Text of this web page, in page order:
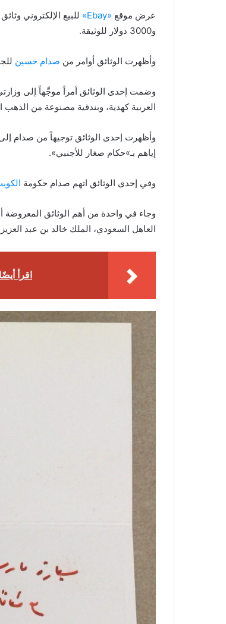
عرض موقع «Ebay»
و3000 دولار للوثيقة.
وأظهرت الوثائق أوامر من صدام حسين
وضمت إحدى الوثائق أمراً موجَّهاً إلى وزارتي الخارجية
العربية كهدية، وبندقية مصنوعة من
وأظهرت إحدى الوثائق توجيهاً من صدام
إياهم بـ»حكام صغار للأجنبي».
وفي إحدى الوثائق اتهم صدام حكومة
وجاء في واحدة من أهم الوثائق المعروضة
العاهل السعودي، الملك خالد بن عبد
اقرأ